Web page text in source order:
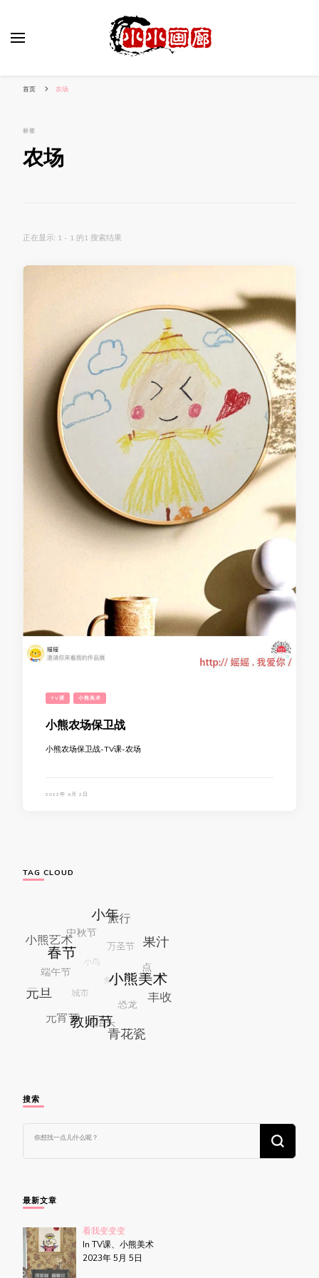
首页 农场
标签
农场
正在显示: 1 - 1 的1 搜索结果
TV课 小熊美术
小熊农场保卫战
小熊农场保卫战-TV课-农场
2022年 9月 2日
TAG CLOUD
搜索
么
吗?
最新文章
看我变变变
In TV课、小熊美术
2023年 5月 5日